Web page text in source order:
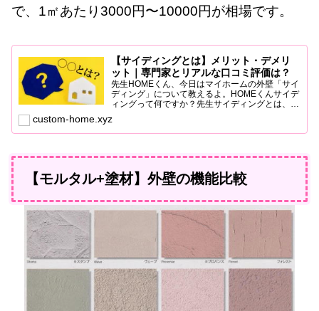
で、1㎡あたり3000円〜10000円が相場です。
【サイディングとは】メリット・デメリ
ット｜専門家とリアルな口コミ評価は？
先生HOMEくん、今日はマイホームの外壁「サイ
ディング」について教えるよ。HOMEくんサイデ
ィングって何ですか？先生サイディングとは、家
ウスメーカーは、ほぼこの外壁を採用している
ね。材料には、ビニ...
custom-home.xyz
【モルタル+塗材】外壁の機能比較